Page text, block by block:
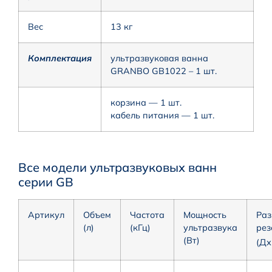
Вес 13 кг
Комплектация
ультразвуковая ванна
GRANBO GB1022 – 1 шт.
корзина — 1 шт.
кабель питания — 1 шт.
Все модели ультразвуковых ванн
серии GB
Артикул
Объем
(л)
Частота
(кГц)
Мощность
ультразвука
(Вт)